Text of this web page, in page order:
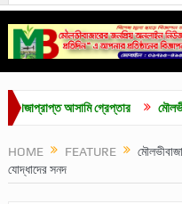
আসামি গ্রেপ্তার মৌলভীবাজারে
HOME FEATURE
যোদ্ধাদের সনদ